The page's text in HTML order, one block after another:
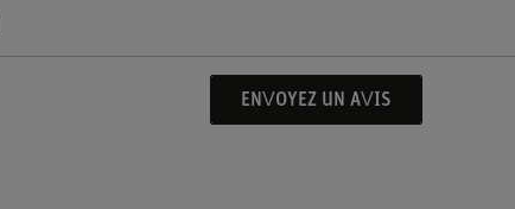
ENVOYEZ UN AVIS